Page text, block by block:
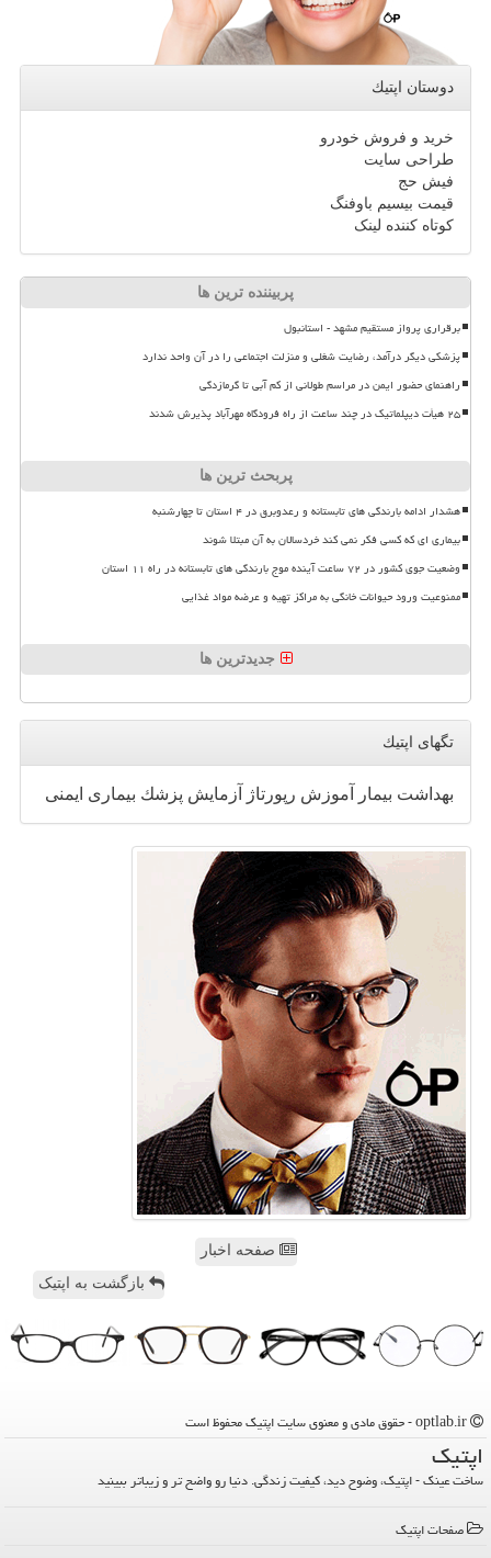
دوستان اپتیك
خرید و فروش خودرو
طراحی سایت
فیش حج
قیمت بیسیم باوفنگ
کوتاه کننده لینک
پربیننده ترین ها
برقراری پرواز مستقیم مشهد - استانبول
پزشکی دیگر درآمد، رضایت شغلی و منزلت اجتماعی را در آن واحد ندارد
راهنمای حضور ایمن در مراسم طولانی از کم آبی تا گرمازدگی
۲۵ هیأت دیپلماتیک در چند ساعت از راه فرودگاه مهرآباد پذیرش شدند
پربحث ترین ها
هشدار ادامه بارندگی های تابستانه و رعدوبرق در ۴ استان تا چهارشنبه
بیماری ای که کسی فکر نمی کند خردسالان به آن مبتلا شوند
وضعیت جوی کشور در ۷۲ ساعت آینده موج بارندگی های تابستانه در راه ۱۱ استان
ممنوعیت ورود حیوانات خانگی به مراکز تهیه و عرضه مواد غذایی
جدیدترین ها
تگهای اپتیك
بهداشت بیمار آموزش رپورتاژ آزمایش پزشك بیماری ایمنی
صفحه اخبار
بازگشت به اپتیک
اپتیك
ساخت عینک - اپتیک، وضوح دید، کیفیت زندگی. دنیا رو واضح تر و زیباتر ببینید
صفحات اپتیك